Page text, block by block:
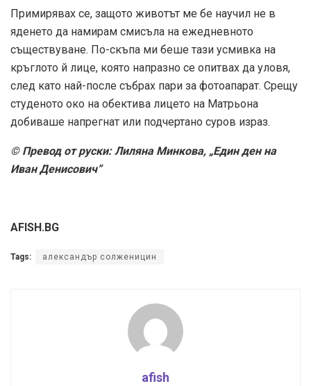
Примирявах се, защото животът ме бе научил не в
яденето да намирам смисъла на ежедневното
съществуване. По-скъпа ми беше тази усмивка на
кръглото й лице, която напразно се опитвах да уловя,
след като най-после събрах пари за фотоапарат. Срещу
студеното око на обектива лицето на Матрьона
добиваше напрегнат или подчертано суров израз.
© Превод от руски: Лиляна Минкова, „Един ден на
Иван Денисович”
AFISH.BG
Tags: александър солженицин
afish